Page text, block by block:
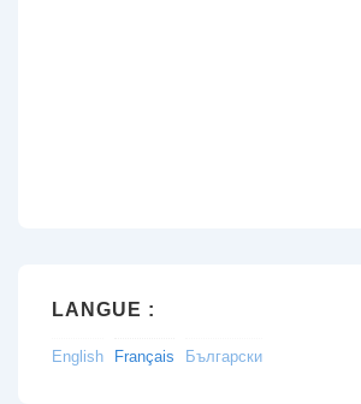
LANGUE :
English Français Български